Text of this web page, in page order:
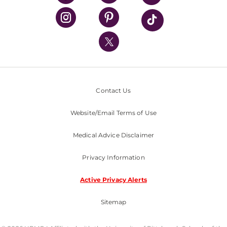
UPMC Health Plan
UPMC International
Nondiscrimination Policy
Contact Us
Website/Email Terms of Use
Medical Advice Disclaimer
Privacy Information
Active Privacy Alerts
Sitemap